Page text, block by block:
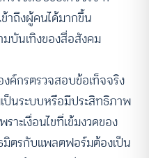
าถึงผู้คนได้มากขึ้น
มบันเทิงของสื่อสังคม
ค์กรตรวจสอบข้อเท็จจริง
ป็นระบบหรือมีประสิทธิภาพ
าะเงื่อนไขที่เข้มงวดของ
ตรกับแพลตฟอร์มต้องเป็น